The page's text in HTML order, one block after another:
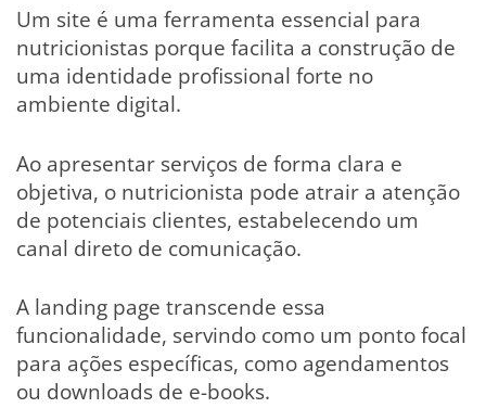
Um site é uma ferramenta essencial para
nutricionistas porque facilita a construção de
uma identidade profissional forte no
ambiente digital.
Ao apresentar serviços de forma clara e
objetiva, o nutricionista pode atrair a atenção
de potenciais clientes, estabelecendo um
canal direto de comunicação.
A landing page transcende essa
funcionalidade, servindo como um ponto focal
para ações específicas, como agendamentos
ou downloads de e-books.